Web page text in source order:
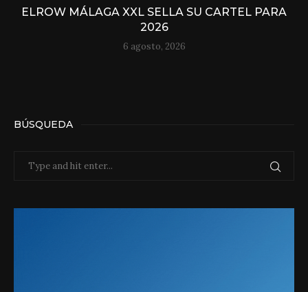
ELROW MÁLAGA XXL SELLA SU CARTEL PARA
2026
6 agosto, 2026
BÚSQUEDA